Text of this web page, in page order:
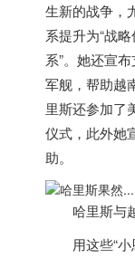
生新的战争，
系提升为“战
系”。她还宣
军舰，帮助越
里斯还参加了
仪式，此外她
助。
哈里斯与
用这些“